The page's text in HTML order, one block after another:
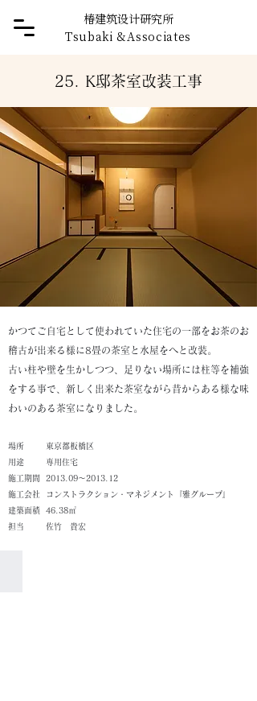
椿建筑设计研究所
Tsubaki &Associates
25. K邸茶室改装工事
かつてご自宅として使われていた住宅の一部をお茶のお
稽古が出来る様に8畳の茶室と水屋をへと改装。
古い柱や壁を生かしつつ、足りない場所には柱等を補強
をする事で、新しく出来た茶室ながら昔からある様な味
わいのある茶室になりました。
​場所
東京都板橋区
​用途
専用住宅
2013.09～2013.12
施工期間
コンストラクション・マネジメント『雅グループ』
施工会社
46.38㎡
建築面積
佐竹 貴宏
担当